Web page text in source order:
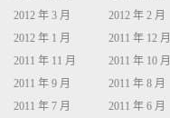
2012 年 3 月
2012 年 2 月
2012 年 1 月
2011 年 12 月
2011 年 11 月
2011 年 10 月
2011 年 9 月
2011 年 8 月
2011 年 7 月
2011 年 6 月